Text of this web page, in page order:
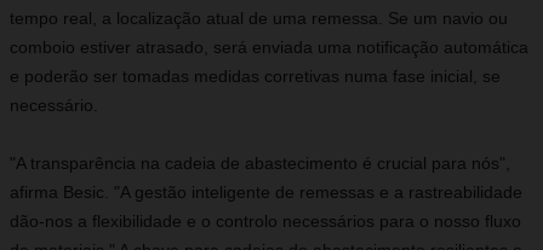
tempo real, a localização atual de uma remessa. Se um navio ou
comboio estiver atrasado, será enviada uma notificação automática
e poderão ser tomadas medidas corretivas numa fase inicial, se
necessário.
"A transparência na cadeia de abastecimento é crucial para nós",
afirma Besic. "A gestão inteligente de remessas e a rastreabilidade
dão-nos a flexibilidade e o controlo necessários para o nosso fluxo